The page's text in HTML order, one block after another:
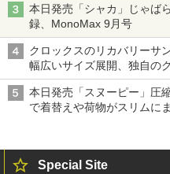
本日発売「シャカ」じゃば
録、MonoMax 9月号
クロックスのリカバリーサ
幅広いサイズ展開、独自の
本日発売「スヌーピー」圧
で着替えや荷物がスリムに
Special Site